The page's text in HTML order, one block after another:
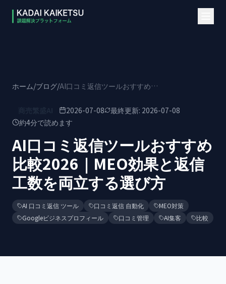
ホーム/ブログ/ AI口コミ返信ツールおすすめ比較2026｜MEO効果と返信工数を両立する選び方
2026-07-08 最終更新: 2026-07-08
約4分で読めます
AI口コミ返信ツールおすすめ
比較2026｜MEO効果と返信
工数を両立する選び方
AI 口コミ返信 ツール 口コミ返信 自動化
MEO対策
Googleビジネスプロフィール
口コミ管理 AI集客 比較